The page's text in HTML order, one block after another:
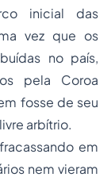
inicial das
vez que os
no país,
pela Coroa
fosse de seu
arbítrio.
em
nem vieram